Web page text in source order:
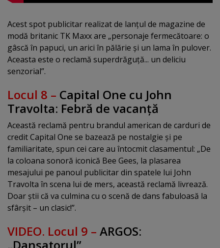
Acest spot publicitar realizat de lanţul de magazine de
modă britanic TK Maxx are „personaje fermecătoare: o
gâscă în papuci, un arici în pălărie şi un lama în pulover.
Aceasta este o reclamă superdrăguţă... un deliciu
senzorial”.
Locul 8 – Capital One cu John
Travolta: Febră de vacanţă
Această reclamă pentru brandul american de carduri de
credit Capital One se bazează pe nostalgie şi pe
familiaritate, spun cei care au întocmit clasamentul: „De
la coloana sonoră iconică Bee Gees, la plasarea
mesajului pe panoul publicitar din spatele lui John
Travolta în scena lui de mers, această reclamă livrează.
Doar ştii că va culmina cu o scenă de dans fabuloasă la
sfârşit – un clasic!”.
VIDEO. Locul 9 – ARGOS: